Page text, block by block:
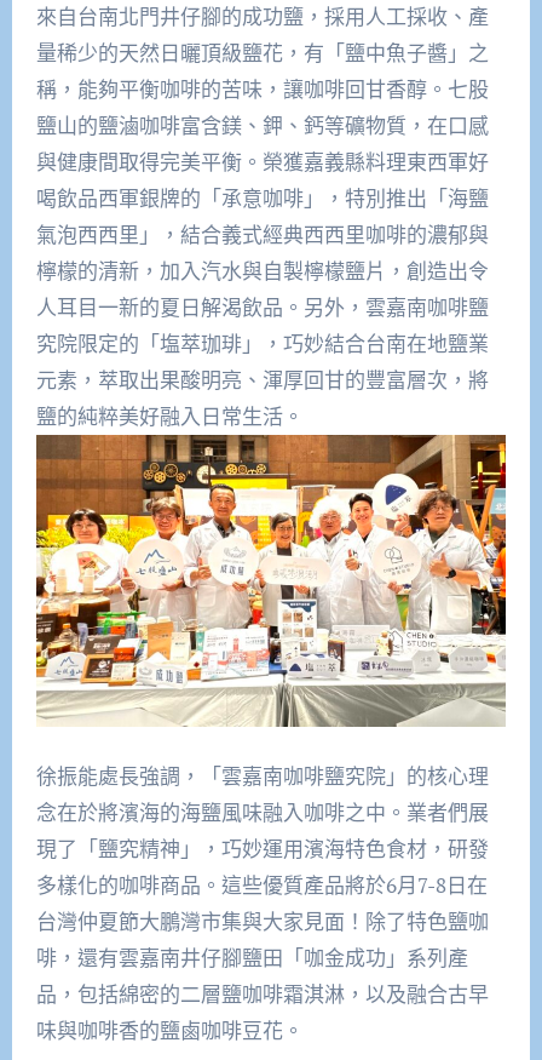
來自台南北門井仔腳的成功鹽，採用人工採收、產
量稀少的天然日曬頂級鹽花，有「鹽中魚子醬」之
稱，能夠平衡咖啡的苦味，讓咖啡回甘香醇。七股
鹽山的鹽滷咖啡富含鎂、鉀、鈣等礦物質，在口感
與健康間取得完美平衡。榮獲嘉義縣料理東西軍好
喝飲品西軍銀牌的「承意咖啡」，特別推出「海鹽
氣泡西西里」，結合義式經典西西里咖啡的濃郁與
檸檬的清新，加入汽水與自製檸檬鹽片，創造出令
人耳目一新的夏日解渴飲品。另外，雲嘉南咖啡鹽
究院限定的「塩萃珈琲」，巧妙結合台南在地鹽業
元素，萃取出果酸明亮、渾厚回甘的豐富層次，將
鹽的純粹美好融入日常生活。
徐振能處長強調，「雲嘉南咖啡鹽究院」的核心理
念在於將濱海的海鹽風味融入咖啡之中。業者們展
現了「鹽究精神」，巧妙運用濱海特色食材，研發
多樣化的咖啡商品。這些優質產品將於6月7-8日在
台灣仲夏節大鵬灣市集與大家見面！除了特色鹽咖
啡，還有雲嘉南井仔腳鹽田「咖金成功」系列產
品，包括綿密的二層鹽咖啡霜淇淋，以及融合古早
味與咖啡香的鹽鹵咖啡豆花。